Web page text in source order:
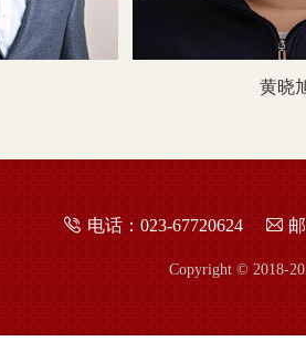
黄晓
电话：023-67720624
Copyright © 2018-